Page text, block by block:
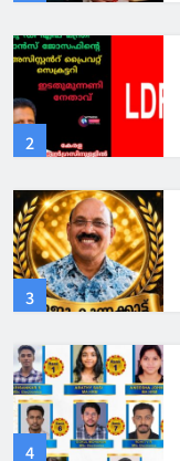
2
3
4